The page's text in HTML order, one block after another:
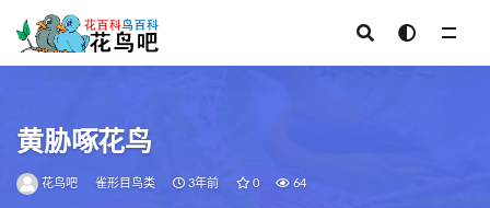
黄胁啄花鸟
花鸟吧 雀形目鸟类 3年前 0 64